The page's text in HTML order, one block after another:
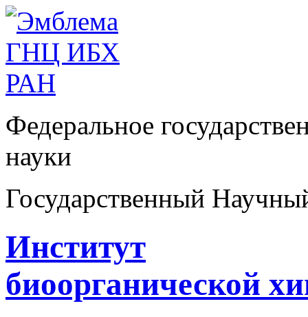
Федеральное
науки
Государственный
Институт
биоорганической